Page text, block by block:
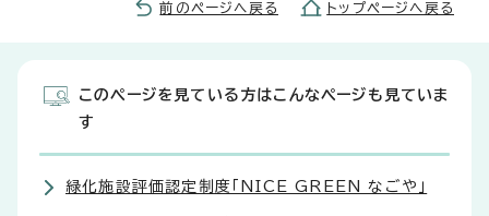
前のページへ戻る トップページへ戻る
このページを見ている方はこんなページも見ていま
す
緑化施設評価認定制度「NICE GREEN なごや」